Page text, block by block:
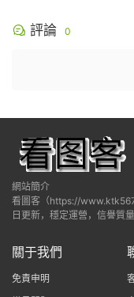
評論 0
網站簡介
看圖客（https://
日更新，穩定運營，信譽質
關于我們
免責申明